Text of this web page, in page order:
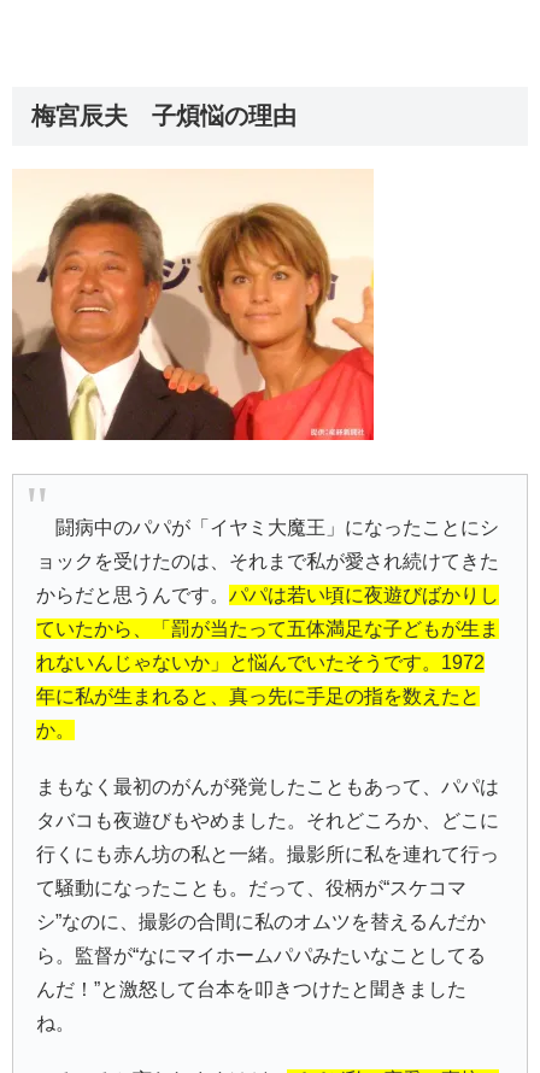
梅宮辰夫 子煩悩の理由
闘病中のパパが「イヤミ大魔王」になったことにシ
ョックを受けたのは、それまで私が愛され続けてきた
からだと思うんです。パパは若い頃に夜遊びばかりし
ていたから、「罰が当たって五体満足な子どもが生ま
れないんじゃないか」と悩んでいたそうです。1972
年に私が生まれると、真っ先に手足の指を数えたと
か。
まもなく最初のがんが発覚したこともあって、パパは
タバコも夜遊びもやめました。それどころか、どこに
行くにも赤ん坊の私と一緒。撮影所に私を連れて行っ
て騒動になったことも。だって、役柄が“スケコマ
シ”なのに、撮影の合間に私のオムツを替えるんだか
ら。監督が“なにマイホームパパみたいなことしてる
んだ！”と激怒して台本を叩きつけたと聞きました
ね。